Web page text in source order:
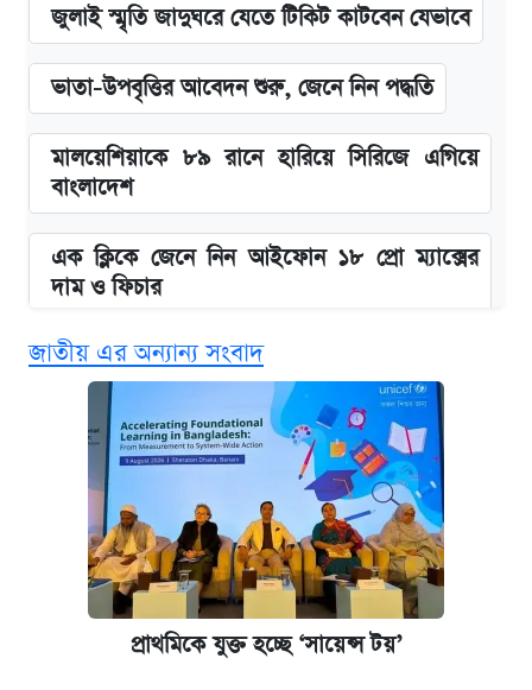
জুলাই স্মৃতি জাদুঘরে যেতে টিকিট কাটবেন যেভাবে
ভাতা-উপবৃত্তির আবেদন শুরু, জেনে নিন পদ্ধতি
মালয়েশিয়াকে ৮৯ রানে হারিয়ে সিরিজে এগিয়ে
বাংলাদেশ
এক ক্লিকে জেনে নিন আইফোন ১৮ প্রো ম্যাক্সের
দাম ও ফিচার
নবম জাতীয় পে-স্কেল নিয়ে সর্বশেষ যা জানা গেল
পাঁচ দপ্তরে নতুন সচিব নিয়োগ দিল সরকার
আজকের বাজারে স্বর্ণ-রুপার দাম (৫ আগস্ট)
কবে হবে মেডিকেল ভর্তি পরীক্ষা, জানা গেল যা
আজকের বাজারে স্বর্ণের দাম (৪ আগস্ট)
জাতীয় এর অন্যান্য সংবাদ
প্রাথমিকে যুক্ত হচ্ছে ‘সায়েন্স টয়’